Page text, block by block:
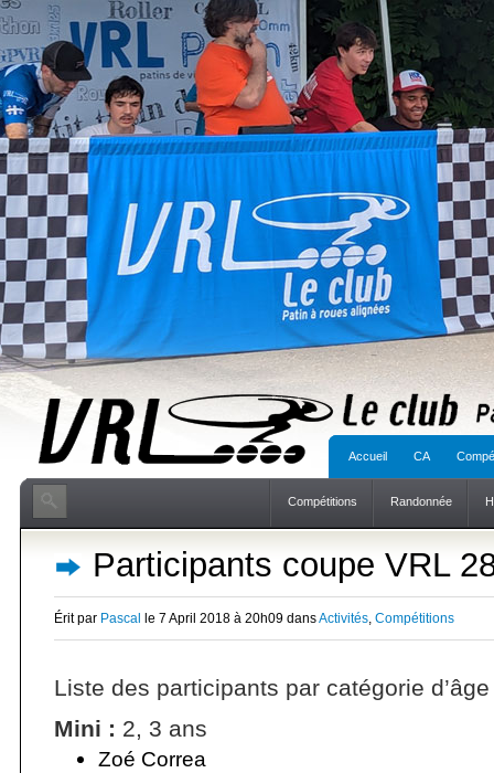
Accueil CA
Compétitions Randonnée
Participants coupe VRL
Érit par Pascal le 7 April 2018 à 20h09 dansActivités, Compétitions
Liste des participants par catégorie d’âge
Mini : 2, 3 ans
Zoé Correa